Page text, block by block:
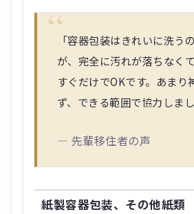
「容器包装はきれいに洗う
が、完全に汚れが落ちなく
すぐだけでOKです。あまり
ず、できる範囲で協力しまし
― 先輩移住者の声
紙製容器包装、その他紙類